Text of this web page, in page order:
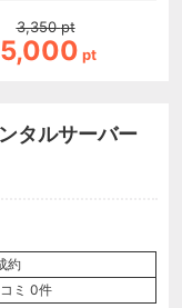
3,350 pt
5,000 pt
タルサーバー
約
ミ 0件